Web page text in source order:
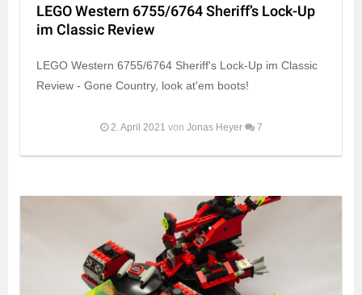
LEGO Western 6755/6764 Sheriff’s Lock-Up
im Classic Review
LEGO Western 6755/6764 Sheriff's Lock-Up im Classic
Review - Gone Country, look at'em boots!
2. April 2021 von Jonas Heyer 7